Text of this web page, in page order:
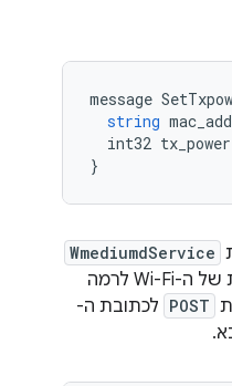
message
string
int32 tx_power
}
WmediumdService
כדי לשנות את עוצמת האות של ה-Wi-Fi לרמה
POST לכתובת ה-